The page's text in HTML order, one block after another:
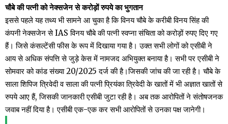
चौबे की पत्नी को नेक्सजेन से करोड़ों रुपये का भुगतान
इससे पहले यह तथ्य भी सामने आ चुका है कि विनय चौबे के करीबी विनय सिंह की
कंपनी नेक्सजेन से IAS विनय चौबे की पत्नी स्वप्ना संचिता को करोड़ों रुपए दिए गए
हैं। जिसे कंसल्टेंसी फीस के रूप में दिखाया गया है। उक्त सभी लोगों को एसीबी ने
आय से अधिक संपत्ति से जुड़े केस में नामजद अभियुक्त बनाया है। सभी पर एसीबी ने
सोमवार को कांड संख्या 20/2025 दर्ज की है।जिसकी जांच की जा रही है। चौबे के
साला शिपिज त्रिवेदी व साला की पत्नी प्रियंका त्रिवेदी के खातों में भी अज्ञात खातों से
रुपये आए हैं, जिसकी जानकारी एसीबी जुटा रही है। अब तक आरोपितों ने संतोषजनक
जवाब नहीं दिया है। एसीबी एक-एक कर सभी आरोपितों से उनका पक्ष जानेगी।